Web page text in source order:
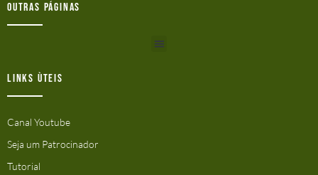
Outras Páginas
Links ùteis
Canal Youtube
Seja um Patrocinador
Tutorial